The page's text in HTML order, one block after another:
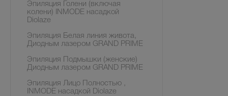
Эпиляция Голени (включая
колени) INMODE насадкой
Diolaze
Эпиляция Белая линия живота,
Диодным лазером GRAND PRIME
Эпиляция Подмышки (женские)
Диодным лазером GRAND PRIME
Эпиляция Лицо Полностью ,
INMODE насадкой Diolaze